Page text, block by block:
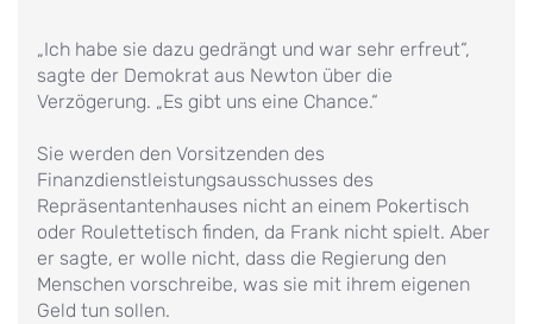
„Ich habe sie dazu gedrängt und war sehr erfreut“,
sagte der Demokrat aus Newton über die
Verzögerung. „Es gibt uns eine Chance.“
Sie werden den Vorsitzenden des
Finanzdienstleistungsausschusses des
Repräsentantenhauses nicht an einem Pokertisch
oder Roulettetisch finden, da Frank nicht spielt. Aber
er sagte, er wolle nicht, dass die Regierung den
Menschen vorschreibe, was sie mit ihrem eigenen
Geld tun sollen.